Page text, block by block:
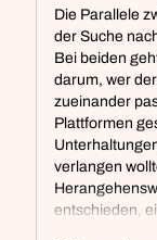
Die Parallele
der Suche
Bei beiden
darum, wer
zueinander
Plattformen
verlangen
entschieden,